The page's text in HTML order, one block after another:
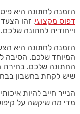
הזמנה לחתונה היא
דפוס מקצועי, זהו
וייחודית לחתונה שלכם.
הזמנה לחתונה היא
המיוחד שלכם. הסיבה
החתונה שלכם. בחירת
שיש לקחת בחשבון
הנייר חייב להיות
מדי מה שיקשה על